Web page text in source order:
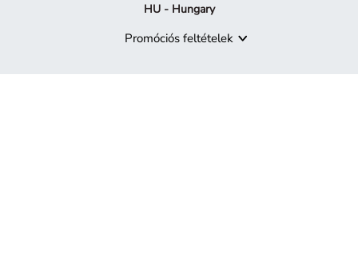
HU - Hungary
Promóciós feltételek